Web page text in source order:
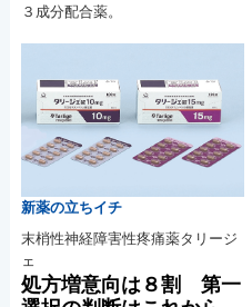
３成分配合薬。
新薬の立ちイチ
末梢性神経障害性疼痛薬タリージ
ェ
処方増意向は８割 第一